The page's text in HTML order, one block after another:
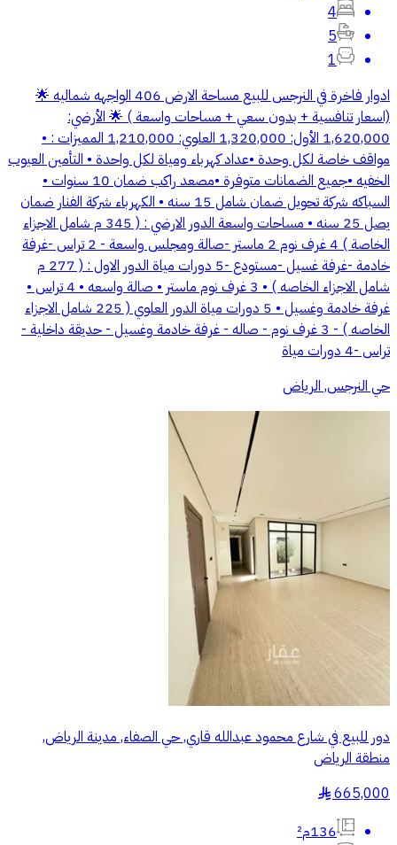
4
5
1
ادوار فاخرة في النرجس للبيع مساحة الارض 406 الواجهه شماليه 🌟
(اسعار تنافسية + بدون سعي + مساحات واسعة ) 🌟 الأرضي:
1,620,000 الأول: 1,320,000 العلوي: 1,210,000 المميزات : •
مواقف خاصة لكل وحدة •عداد كهرباء ومياة لكل واحدة • التأمين العيوب
الخفيه •جميع الضمانات متوفرة •مصعد راكب ضمان 10 سنوات •
السباكه شركة تحويل ضمان شامل 15 سنه • ⁠الكهرباء شركة الفنار ضمان
يصل 25 سنه • مساحات واسعة الدور الارضي : ( 345 م شامل الاجزاء
الخاصة ) 4 غرف نوم 2 ماستر -صالة ومجلس واسعة - 2 تراس -غرفة
خادمة -غرفة غسيل -مستودع -5 دورات مياة الدور الاول : ( 277 م
شامل الاجزاء الخاصه ) • 3 غرف نوم ماستر • صالة واسعه • 4 تراس •
غرفة خادمة وغسيل • 5 دورات مياة الدور العلوي ( 225 شامل الاجزاء
الخاصه ) - 3 غرف نوم - صاله - غرفة خادمة وغسيل - حديقة داخلية -
تراس -4 دورات مياة
حي النرجس, الرياض
دور للبيع في شارع محمود عبدالله قاري, حي الصفاء, مدينة الرياض,
منطقة الرياض
665,000
§
136م²